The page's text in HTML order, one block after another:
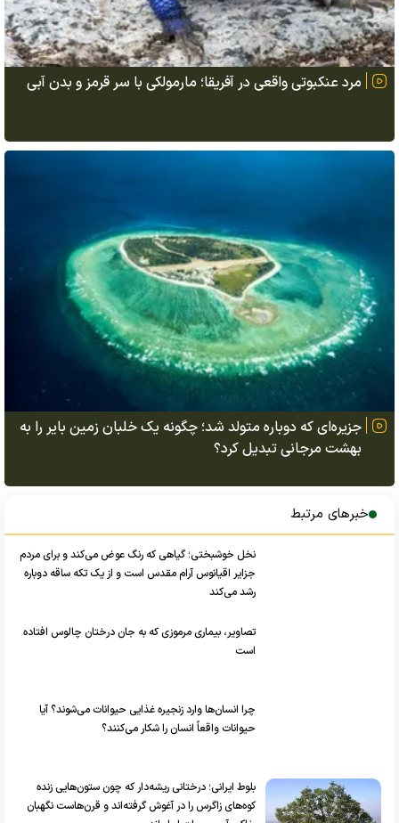
مرد عنکبوتی واقعی در آفریقا؛ مارمولکی با سر قرمز و بدن آبی
جزیره‌ای که دوباره متولد شد؛ چگونه یک خلبان زمین بایر را به
بهشت مرجانی تبدیل کرد؟
خبرهای مرتبط
نخل خوشبختی؛ گیاهی که رنگ عوض می‌کند و برای مردم
جزایر اقیانوس آرام مقدس است و از یک تکه ساقه دوباره
رشد می‌کند
تصاویر، بیماری مرموزی که به جان درختان چالوس افتاده
است
چرا انسان‌ها وارد زنجیره غذایی حیوانات می‌شوند؟ آیا
حیوانات واقعاً انسان را شکار می‌کنند؟
بلوط ایرانی؛ درختانی ریشه‌دار که چون ستون‌هایی زنده
کوه‌های زاگرس را در آغوش گرفته‌اند و قرن‌هاست نگهبان